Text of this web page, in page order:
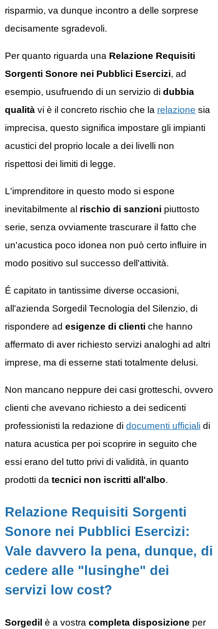
risparmio, va dunque incontro a delle sorprese
decisamente sgradevoli.
Per quanto riguarda una Relazione Requisiti
Sorgenti Sonore nei Pubblici Esercizi, ad
esempio, usufruendo di un servizio di dubbia
qualità vi è il concreto rischio che la relazione sia
imprecisa, questo significa impostare gli impianti
acustici del proprio locale a dei livelli non
rispettosi dei limiti di legge.
L'imprenditore in questo modo si espone
inevitabilmente al rischio di sanzioni piuttosto
serie, senza ovviamente trascurare il fatto che
un'acustica poco idonea non può certo influire in
modo positivo sul successo dell'attività.
É capitato in tantissime diverse occasioni,
all'azienda Sorgedil Tecnologia del Silenzio, di
rispondere ad esigenze di clienti che hanno
affermato di aver richiesto servizi analoghi ad altri
imprese, ma di esserne stati totalmente delusi.
Non mancano neppure dei casi grotteschi, ovvero
clienti che avevano richiesto a dei sedicenti
professionisti la redazione di documenti ufficiali di
natura acustica per poi scoprire in seguito che
essi erano del tutto privi di validità, in quanto
prodotti da tecnici non iscritti all'albo.
Relazione Requisiti Sorgenti
Sonore nei Pubblici Esercizi:
Vale davvero la pena, dunque, di
cedere alle "lusinghe" dei
servizi low cost?
Sorgedil è a vostra completa disposizione per